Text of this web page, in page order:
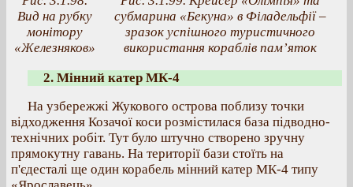
Вид на рубку
монітору
«Железняков»
субмарина «Бекуна» в Філадельфії –
зразок успішного туристичного
використання кораблів пам’яток
2. Мінний катер МК-4
На узбережжі Жукового острова поблизу точки
відходження Козачої коси розмістилася база підводно-
технічних робіт. Тут було штучно створено зручну
прямокутну гавань. На території бази стоїть на
п'єдесталі ще один корабель мінний катер МК-4 типу